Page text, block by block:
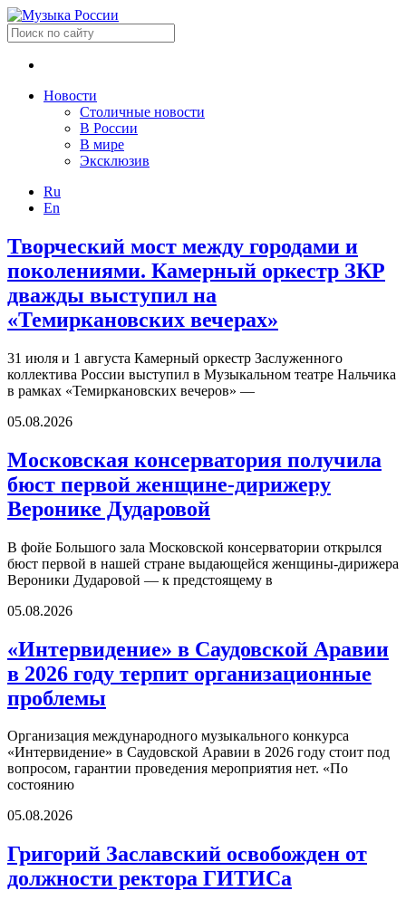
Новости
Столичные новости
В России
В мире
Эксклюзив
Ru
En
Творческий мост между городами и
поколениями. Камерный оркестр ЗКР
дважды выступил на
«Темиркановских вечерах»
31 июля и 1 августа Камерный оркестр Заслуженного
коллектива России выступил в Музыкальном театре Нальчика
в рамках «Темиркановских вечеров» —
05.08.2026
Московская консерватория получила
бюст первой женщине-дирижеру
Веронике Дударовой
В фойе Большого зала Московской консерватории открылся
бюст первой в нашей стране выдающейся женщины-дирижера
Вероники Дударовой — к предстоящему в
05.08.2026
«Интервидение» в Саудовской Аравии
в 2026 году терпит организационные
проблемы
Организация международного музыкального конкурса
«Интервидение» в Саудовской Аравии в 2026 году стоит под
вопросом, гарантии проведения мероприятия нет. «По
состоянию
05.08.2026
Григорий Заславский освобожден от
должности ректора ГИТИСа